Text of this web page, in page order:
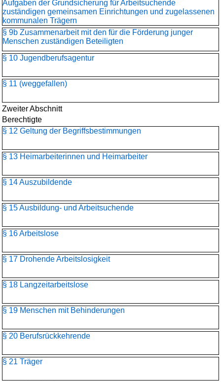
Aufgaben der Grundsicherung für Arbeitsuchende
zuständigen gemeinsamen Einrichtungen und zugelassenen
kommunalen Trägern
§ 9b Zusammenarbeit mit den für die Förderung junger
Menschen zuständigen Beteiligten
§ 10 Jugendberufsagentur
§ 11 (weggefallen)
Zweiter Abschnitt
Berechtigte
§ 12 Geltung der Begriffsbestimmungen
§ 13 Heimarbeiterinnen und Heimarbeiter
§ 14 Auszubildende
§ 15 Ausbildung- und Arbeitsuchende
§ 16 Arbeitslose
§ 17 Drohende Arbeitslosigkeit
§ 18 Langzeitarbeitslose
§ 19 Menschen mit Behinderungen
§ 20 Berufsrückkehrende
§ 21 Träger